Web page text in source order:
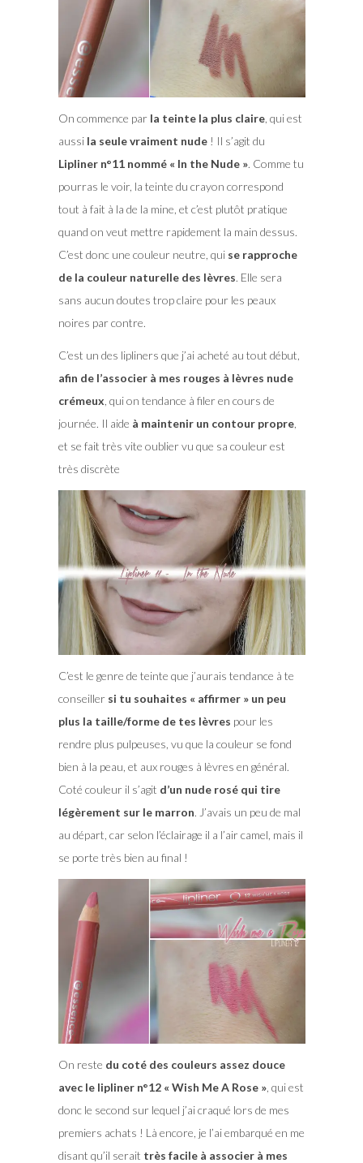
On commence par la teinte la plus claire, qui est
aussi la seule vraiment nude! Il s’agit du
Lipliner n°11 nommé « In the Nude ». Comme tu
pourras le voir, la teinte du crayon correspond
tout à fait à la de la mine, et c’est plutôt pratique
quand on veut mettre rapidement la main dessus.
C’est donc une couleur neutre, qui se rapproche
de la couleur naturelle des lèvres. Elle sera
sans aucun doutes trop claire pour les peaux
noires par contre.
C’est un des lipliners que j’ai acheté au tout début,
afin de l’associer à mes rouges à lèvres nude
crémeux , qui on tendance à filer en cours de
journée. Il aide à maintenir un contour propre,
et se fait très vite oublier vu que sa couleur est
très discrète
C’est le genre de teinte que j’aurais tendance à te
conseillersi tu souhaites « affirmer » un peu
plus la taille/forme de tes lèvres pour les
rendre plus pulpeuses, vu que la couleur se fond
bien à la peau, et aux rouges à lèvres en général.
Coté couleur il s’agit d’un nude rosé qui tire
légèrement sur le marron. J’avais un peu de mal
au départ, car selon l’éclairage il a l’air camel, mais il
se porte très bien au final !
On reste du coté des couleurs assez douce
avec le lipliner n°12 « Wish Me A Rose », qui est
donc le second sur lequel j’ai craqué lors de mes
premiers achats ! Là encore, je l’ai embarqué en me
disant qu’il serait très facile à associer à mes